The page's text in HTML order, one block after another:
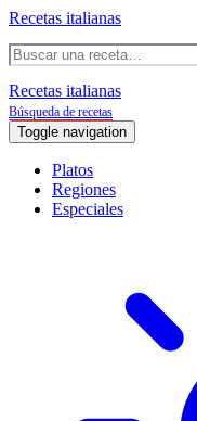
Recetas italianas
Recetas italianas
Búsqueda de recetas
Toggle navigation
Platos
Regiones
Especiales